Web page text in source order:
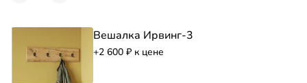
Вешалка Ирвинг-3
+2 600 к цене